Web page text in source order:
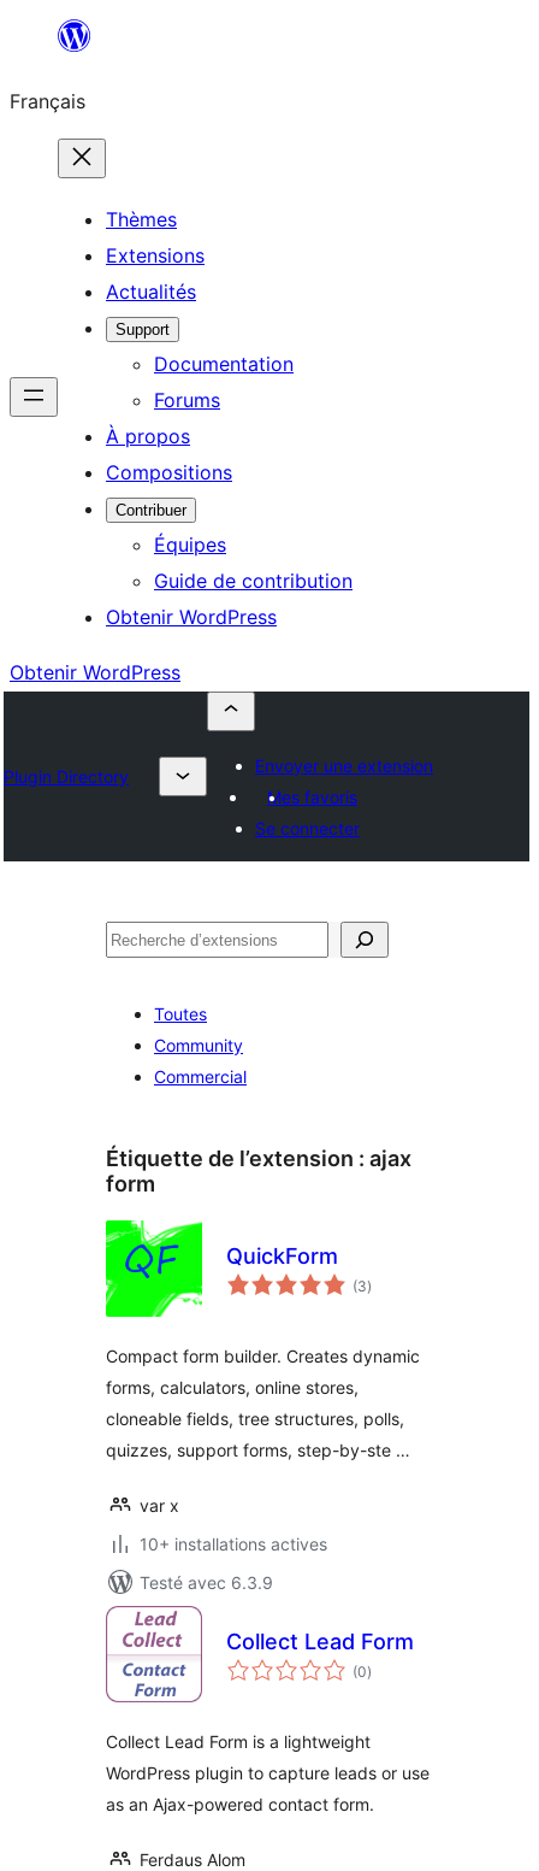
contenu
Français
Thèmes
Extensions
Actualités
Support
Documentation
Forums
À propos
Compositions
Contribuer
Équipes
Guide de contribution
Obtenir WordPress
Obtenir WordPress
Plugin Directory
Envoyer une extension
Mes favoris
Se connecter
Rechercher
Toutes
Community
Commercial
Étiquette de l’extension : ajax
form
QuickForm
(3notes
en
)
Compact form builder. Creates dynamic
forms, calculators, online stores,
cloneable fields, tree structures, polls,
quizzes, support forms, step-by-ste …
var x
10+ installations actives
Testé avec 6.3.9
Collect Lead Form
(0notes
en
)
Collect Lead Form is a lightweight
WordPress plugin to capture leads or use
as an Ajax-powered contact form.
Ferdaus Alom